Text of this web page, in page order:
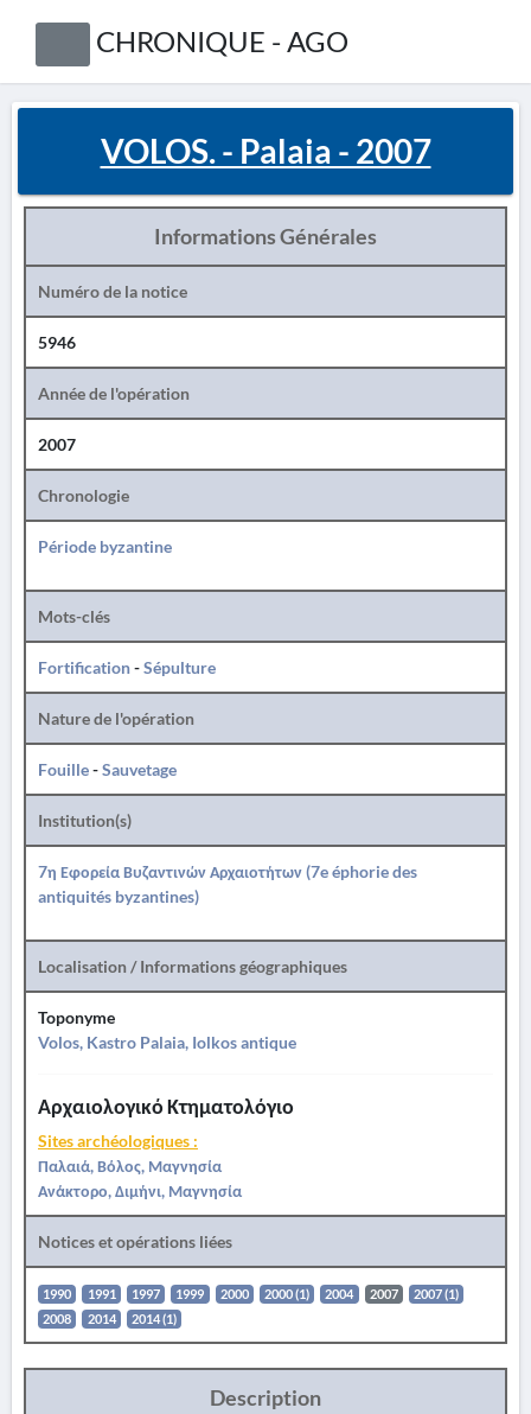
CHRONIQUE - AGO
VOLOS. - Palaia - 2007
Informations Générales
Numéro de la notice
5946
Année de l'opération
2007
Chronologie
Période byzantine
Mots-clés
Fortification-Sépulture
Nature de l'opération
Fouille-Sauvetage
Institution(s)
7η Εφορεία Βυζαντινών Αρχαιοτήτων (7e éphorie des
antiquités byzantines)
Localisation / Informations géographiques
Toponyme
Volos, Kastro Palaia, Iolkos antique
Αρχαιολογικό Κτηματολόγιο
Sites archéologiques :
Παλαιά, Βόλος, Μαγνησία
Ανάκτορο, Διμήνι, Μαγνησία
Notices et opérations liées
1990 1991 1997 1999 2000 2000 (1) 2004 2007
2007 (1)
2008
2014 2014 (1)
Description